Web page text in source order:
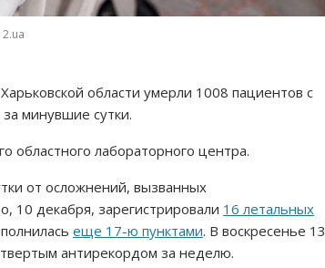
области умерли 1008 пациентов с
минувшие сутки.
областного лабораторного центра.
от осложнений, вызванных
10 декабря, зарегистрировали 16 летальных
еще 17-ю пунктами. В воскресенье 13
антирекордом за неделю.